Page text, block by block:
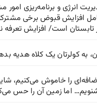
انرژی و برنامه‌ریزی امور
افزایش قبوض برخی
است/ افزایش تعرفه
به کولرتان یک کلاه هدیه
را خاموش می‌کنیم،
اما زمین آن را حس